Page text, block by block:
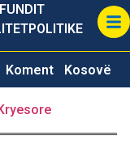
POLITIKE
Koment Kosovë